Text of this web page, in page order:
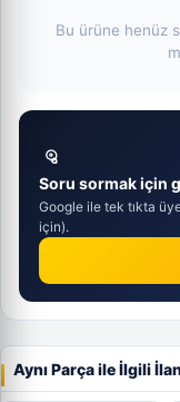
Bu ürüne henüz
Soru sormak için
Google ile tek tıkta
için).
Aynı Parça ile İlgili